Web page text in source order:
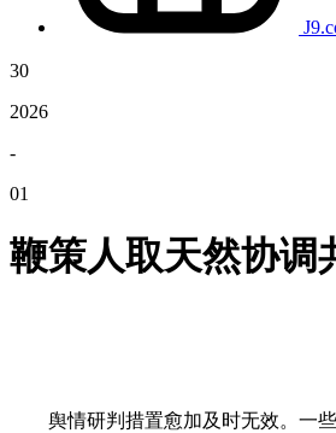
30
2026
-
01
鞭策人取天然协调
舆情研判措置愈加及时无效。一些